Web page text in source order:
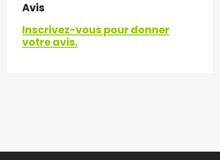
Avis
Inscrivez-vous pour donner
votre avis.